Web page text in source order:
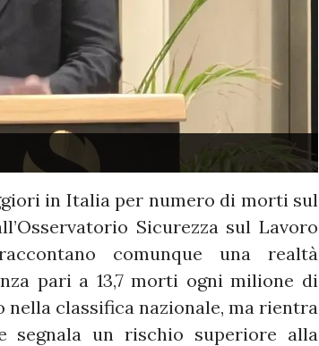
in Italia per numero di morti sul
Sicurezza sul Lavoro
comunque una realtà
pari a 13,7 morti ogni milione di
classifica nazionale, ma rientra
segnala un rischio superiore alla